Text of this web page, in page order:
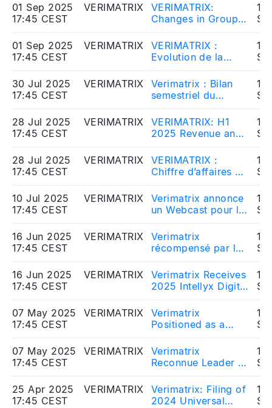
01 Sep 2025
17:45 CEST
VERIMATRIX
VERIMATRIX:
Changes in Group
01 Sep 2025
17:45 CEST
VERIMATRIX
VERIMATRIX :
Evolution de la
Groupe
30 Jul 2025
17:45 CEST
VERIMATRIX
Verimatrix : Bilan
semestriel du
28 Jul 2025
17:45 CEST
VERIMATRIX
VERIMATRIX: H1
2025 Revenue and
28 Jul 2025
17:45 CEST
VERIMATRIX
VERIMATRIX :
Chiffre d’affaires et
semestre 2025
10 Jul 2025
17:45 CEST
VERIMATRIX
Verimatrix annonce
un Webcast pour la
Chiffre d’affaires du
2ème trimestre et
des résultats du 1er
16 Jun 2025
17:45 CEST
VERIMATRIX
Verimatrix
récompensé par le
Innovator Award
2025
16 Jun 2025
17:45 CEST
VERIMATRIX
Verimatrix Receives
2025 Intellyx Digital
07 May 2025
17:45 CEST
VERIMATRIX
Verimatrix
Positioned as a
Performer in the
2025 SPARK
Group
07 May 2025
17:45 CEST
VERIMATRIX
Verimatrix
Reconnue Leader et
QKS Group dans le
rapport SPARK
25 Apr 2025
17:45 CEST
VERIMATRIX
Verimatrix: Filing of
2024 Universal